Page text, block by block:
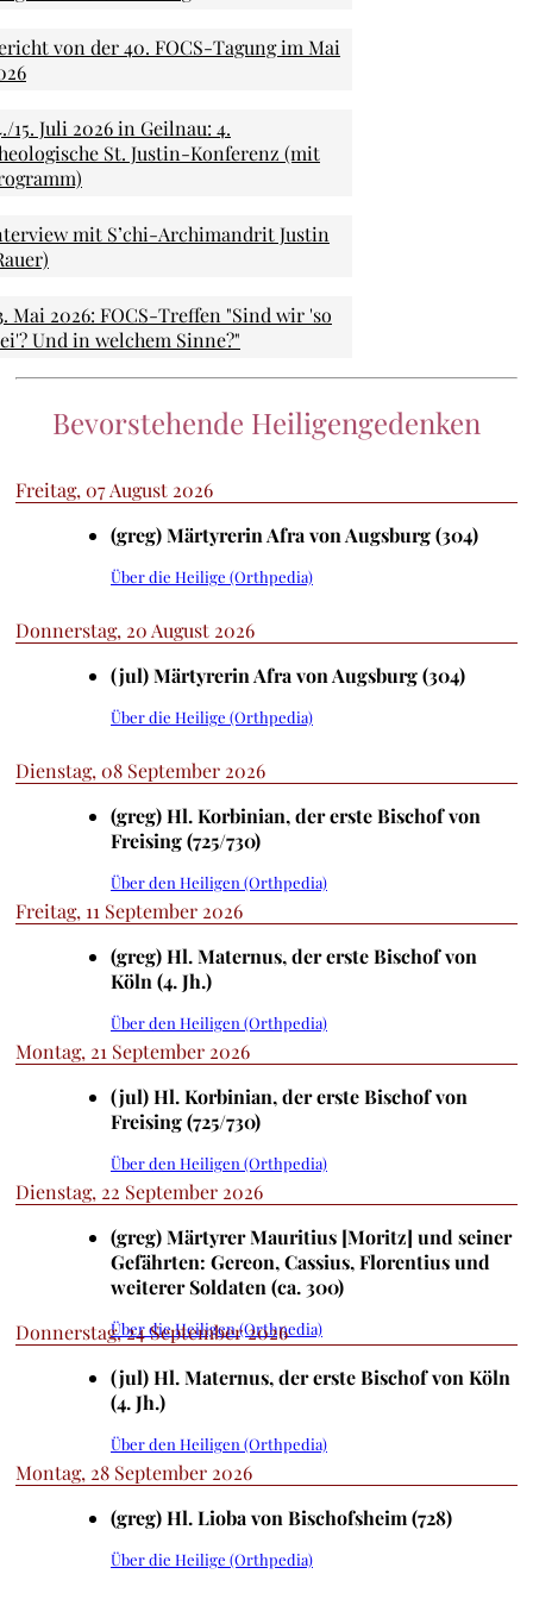
von der 40. FOCS-Tagung im Mai
15. Juli 2026 in Geilnau: 4.
St. Justin-Konferenz (mit
mit S’chi-Archimandrit Justin
Mai 2026: FOCS-Treffen "Sind wir 'so
Und in welchem Sinne?"
Bevorstehende Heiligengedenken
Freitag, 07 August 2026
(greg) Märtyrerin Afra von Augsburg (304)
Über die Heilige (Orthpedia)
Donnerstag, 20 August 2026
(jul) Märtyrerin Afra von Augsburg (304)
Über die Heilige (Orthpedia)
Dienstag, 08 September 2026
(greg) Hl. Korbinian, der erste Bischof von
Freising (725/730)
Über den Heiligen (Orthpedia)
Freitag, 11 September 2026
(greg) Hl. Maternus, der erste Bischof von
Köln (4. Jh.)
Über den Heiligen (Orthpedia)
Montag, 21 September 2026
(jul) Hl. Korbinian, der erste Bischof von
Freising (725/730)
Über den Heiligen (Orthpedia)
Dienstag, 22 September 2026
(greg) Märtyrer Mauritius [Moritz] und seiner
Gefährten: Gereon, Cassius, Florentius und
weiterer Soldaten (ca. 300)
Über die Heiligen (Orthpedia)
Donnerstag, 24 September 2026
(jul) Hl. Maternus, der erste Bischof von Köln
(4. Jh.)
Über den Heiligen (Orthpedia)
Montag, 28 September 2026
(greg) Hl. Lioba von Bischofsheim (728)
Über die Heilige (Orthpedia)